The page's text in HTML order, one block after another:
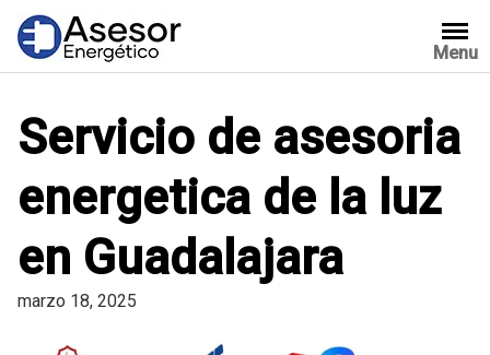
Saltar
contenido
Menu
Servicio de asesoria
energetica de la luz
en Guadalajara
marzo 18, 2025